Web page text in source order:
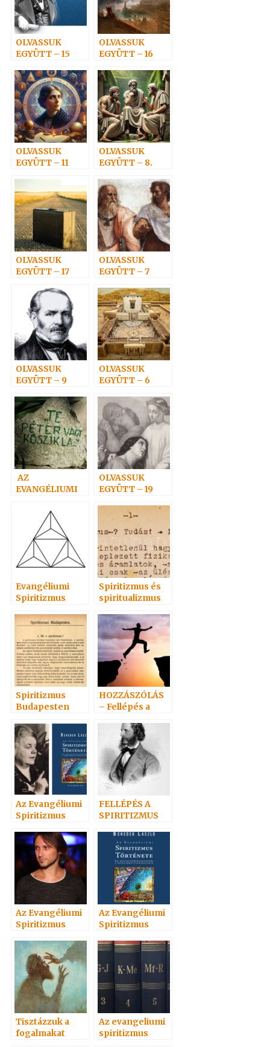
OLVASSUK
EGYÜTT – 15
OLVASSUK
EGYÜTT – 16
OLVASSUK
EGYÜTT – 11
OLVASSUK
EGYÜTT – 8.
OLVASSUK
EGYÜTT – 17
OLVASSUK
EGYÜTT – 7
OLVASSUK
EGYÜTT – 9
OLVASSUK
EGYÜTT – 6
AZ
EVANGÉLIUMI
ÉRTÉKE
OLVASSUK
EGYÜTT – 19
Evangéliumi
Spiritizmus
Spiritizmus és
spiritualizmus
Spiritizmus
Budapesten
HOZZÁSZÓLÁS
– Fellépés a
mellett
Az Evangéliumi
Spiritizmus
könyvről 3. rész
FELLÉPÉS A
SPIRITIZMUS
Az Evangéliumi
Spiritizmus
könyvről 2. rész
Az Evangéliumi
Spiritizmus
Tisztázzuk a
fogalmakat
Az evangeliumi
spiritizmus